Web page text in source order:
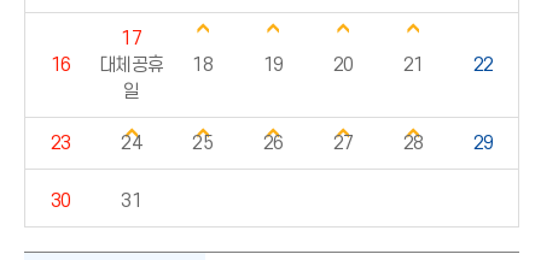
16
17
대체공휴
일
18 19 20 21 22
23 24 25 26 27 28 29
30 31